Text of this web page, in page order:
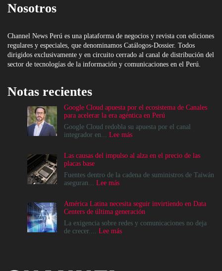
Nosotros
Channel News Perú es una plataforma de negocios y revista con ediciones
regulares y especiales, que denominamos Catálogos-Dossier. Todos
dirigidos exclusivamente y en circuito cerrado al canal de distribución del
sector de tecnologías de la información y comunicaciones en el Perú.
Notas recientes
Google Cloud apuesta por el ecosistema de Canales
para acelerar la era agéntica en Perú
Google Cloud redobla su apuesta por el canal
integrador en... Lee más:
apuesta
el
para
acelerar
la
era
Las causas del impulso al alza en el precio de las
placas base
Fuentes dentro de la cadena de suministros de Taiwán
aseguran... Lee más:
del
impulso
al
alza
América Latina necesita seguir invirtiendo en Data
Centers de última generación
La exigencia sobre redes y comunicaciones no deja
de crecer.... Lee más: